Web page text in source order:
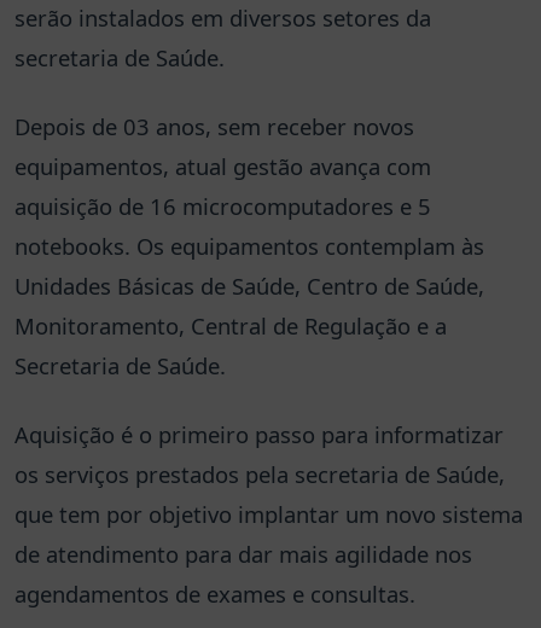
serão instalados em diversos setores da
secretaria de Saúde.
Depois de 03 anos, sem receber novos
equipamentos, atual gestão avança com
aquisição de 16 microcomputadores e 5
notebooks. Os equipamentos contemplam às
Unidades Básicas de Saúde, Centro de Saúde,
Monitoramento, Central de Regulação e a
Secretaria de Saúde.
Aquisição é o primeiro passo para informatizar
os serviços prestados pela secretaria de Saúde,
que tem por objetivo implantar um novo sistema
de atendimento para dar mais agilidade nos
agendamentos de exames e consultas.